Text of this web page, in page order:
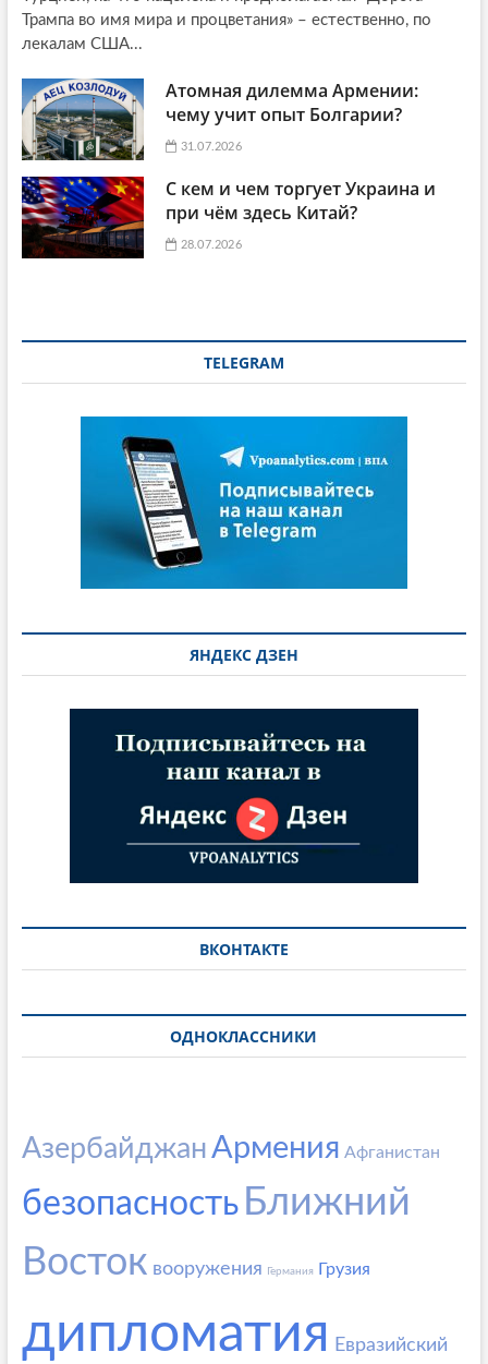
Трампа во имя мира и процветания» – естественно, по
лекалам США...
Атомная дилемма Армении:
чему учит опыт Болгарии?
31.07.2026
С кем и чем торгует Украина и
при чём здесь Китай?
28.07.2026
TELEGRAM
ЯНДЕКС ДЗЕН
ВКОНТАКТЕ
ОДНОКЛАССНИКИ
АзербайджанАрмения Афганистан
безопасность Ближний
Восток вооружения Германия Грузия
дипломатия Евразийский